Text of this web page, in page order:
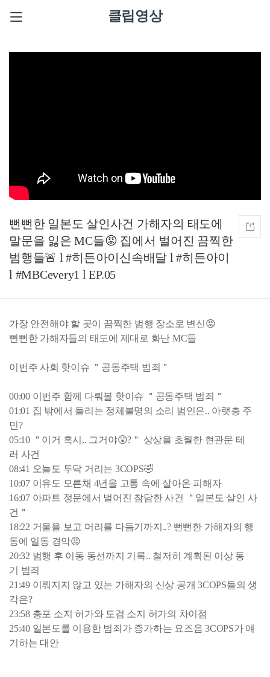
클립영상
뻔뻔한 일본도 살인사건 가해자의 태도에
말문을 잃은 MC들😡 집에서 벌어진 끔찍한
범행들🚨 l #히든아이신속배달 l #히든아이
l #MBCevery1 l EP.05
가장 안전해야 할 곳이 끔찍한 범행 장소로 변신😡
뻔뻔한 가해자들의 태도에 제대로 화난 MC들
이번주 사회 핫이슈 ＂공동주택 범죄＂
00:00 이번주 함께 다뤄볼 핫이슈 ＂공동주택 범죄＂
01:01 집 밖에서 들리는 정체불명의 소리 범인은.. 아랫층 주
민?
05:10 ＂이거 혹시.. 그거야😲?＂ 상상을 초월한 현관문 테
러 사건
08:41 오늘도 투닥 거리는 3COPS🤣
10:07 이유도 모른채 4년을 고통 속에 살아온 피해자
16:07 아파트 정문에서 벌어진 참담한 사건 ＂일본도 살인 사
건＂
18:22 거울을 보고 머리를 다듬기까지..? 뻔뻔한 가해자의 행
동에 일동 경악😡
20:32 범행 후 이동 동선까지 기록.. 철저히 계획된 이상 동
기 범죄
21:49 이뤄지지 않고 있는 가해자의 신상 공개 3COPS들의 생
각은?
23:58 총포 소지 허가와 도검 소지 허가의 차이점
25:40 일본도를 이용한 범죄가 증가하는 요즈음 3COPS가 얘
기하는 대안